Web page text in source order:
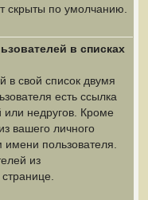
скрыты по умолчанию.
в списках
в свой список двумя
есть ссылка
или недругов. Кроме
вашего личного
пользователя.
из